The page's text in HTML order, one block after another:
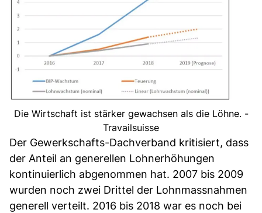
Die Wirtschaft ist stärker gewachsen als die Löhne. -
Travailsuisse
Der Gewerkschafts-Dachverband kritisiert, dass
der Anteil an generellen Lohnerhöhungen
kontinuierlich abgenommen hat. 2007 bis 2009
wurden noch zwei Drittel der Lohnmassnahmen
generell verteilt. 2016 bis 2018 war es noch bei